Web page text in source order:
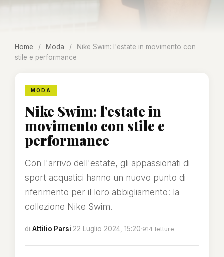
Home / Moda /
Nike Swim: l'estate in movimento con
stile e performance
MODA
Nike Swim: l'estate in
movimento con stile e
performance
Con l'arrivo dell'estate, gli appassionati di
sport acquatici hanno un nuovo punto di
riferimento per il loro abbigliamento: la
collezione Nike Swim.
di Attilio Parsi·22 Luglio 2024, 15:20·914 letture